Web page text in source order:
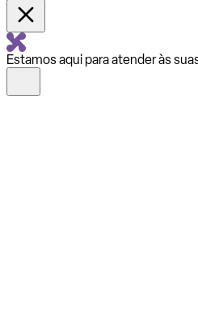
Estamos aqui para atender às